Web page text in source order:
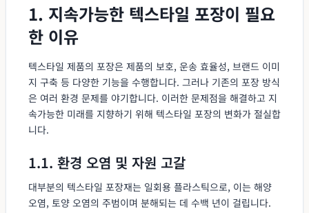
1. 지속가능한 텍스타일 포장이 필요
한 이유
텍스타일 제품의 포장은 제품의 보호, 운송 효율성, 브랜드 이미
지 구축 등 다양한 기능을 수행합니다. 그러나 기존의 포장 방식
은 여러 환경 문제를 야기합니다. 이러한 문제점을 해결하고 지
속가능한 미래를 지향하기 위해 텍스타일 포장의 변화가 절실합
니다.
1.1. 환경 오염 및 자원 고갈
대부분의 텍스타일 포장재는 일회용 플라스틱으로, 이는 해양
오염, 토양 오염의 주범이며 분해되는 데 수백 년이 걸립니다.